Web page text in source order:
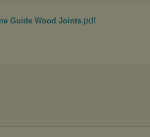
Guide Wood Joints.pdf